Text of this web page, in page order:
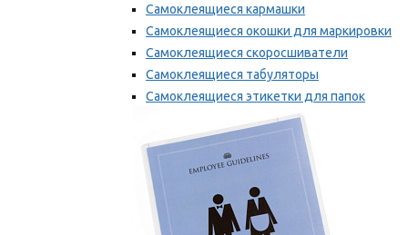
Самоклеящиеся кармашки
Самоклеящиеся окошки для маркировки
Самоклеящиеся скоросшиватели
Самоклеящиеся табуляторы
Самоклеящиеся этикетки для папок
Таблички для маркировки
Мы рекомендуем